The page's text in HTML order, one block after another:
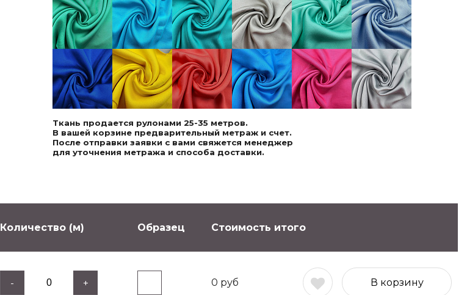
Ткань продается рулонами 25-35 метров.
В вашей корзине предварительный метраж и счет.
После отправки заявки с вами свяжется менеджер
для уточнения метража и способа доставки.
Количество (м) Образец Стоимость итого
- + 0 руб В корзину